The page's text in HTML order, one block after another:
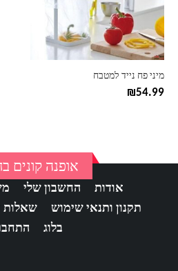
מיני פח נייד למטבח
₪54.99
ניתן
לבחור
את
האפשרויות
אופנה קונים
אודות החשבון שלי
תקנון ותנאי שימוש
שאלות
בלוג